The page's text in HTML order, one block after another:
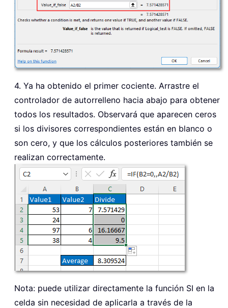
4. Ya ha obtenido el primer cociente. Arrastre el
controlador de autorrelleno hacia abajo para obtener
todos los resultados. Observará que aparecen ceros
si los divisores correspondientes están en blanco o
son cero, y que los cálculos posteriores también se
realizan correctamente.
Nota: puede utilizar directamente la función SI en la
celda sin necesidad de aplicarla a través de la